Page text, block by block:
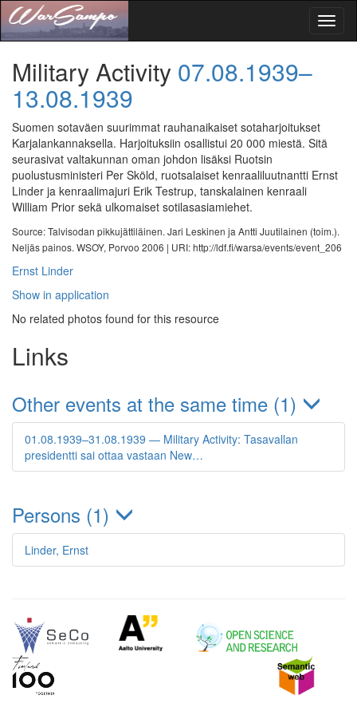
Military Activity 07.08.1939–
13.08.1939
Suomen sotaväen suurimmat rauhanaikai­set sotaharjoitukset
Karjalankannaksella. Harjoituksiin osallistui 20 000 miestä. Sitä
seurasivat valtakunnan oman johdon lisäksi Ruotsin
puolustusministeri Per Sköld, ruotsalaiset kenraaliluutnantti Ernst
Linder ja kenraalimajuri Erik Testrup, tanskalainen kenraali
William Prior sekä ulkomaiset sotilasasiamiehet.
Source: Talvisodan pikkujättiläinen. Jari Leskinen ja Antti Juutilainen (toim.).
Neljäs painos. WSOY, Porvoo 2006 | URI: http://ldf.fi/warsa/events/event_206
Ernst Linder
Show in application
No related photos found for this resource
Links
Other events at the same time (1)
01.08.1939–31.08.1939 — Military Activity: Tasavallan
presidentti sai ottaa vastaan New…
Persons (1)
Linder, Ernst